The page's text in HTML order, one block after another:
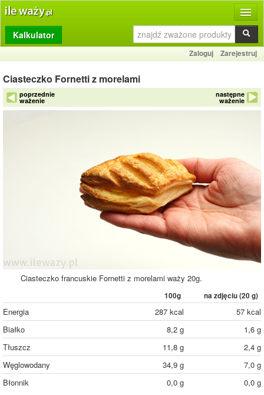
Produkty
Dziennik
Przelicznik
Porównywarka
Kalkulator
Zaloguj Zarejestruj
Ciasteczko Fornetti z morelami
poprzednie
ważenie
następne
ważenie
Ciasteczko francuskie Fornetti z morelami waży 20g.
100g na zdjęciu (20 g)
Energia 287 kcal
57 kcal
Białko
8,2 g
1,6 g
Tłuszcz
11,8 g
2,4 g
Węglowodany
34,9 g
7,0 g
Błonnik
0,0 g 0,0 g